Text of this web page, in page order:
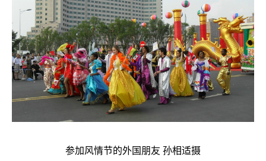
参加风情节的外国朋友 孙相适摄